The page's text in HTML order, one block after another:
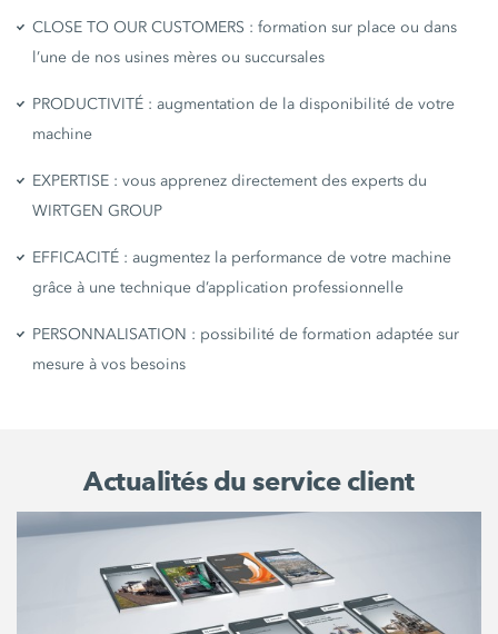
CLOSE TO OUR CUSTOMERS : formation sur place ou dans
l’une de nos usines mères ou succursales
PRODUCTIVITÉ : augmentation de la disponibilité de votre
machine
EXPERTISE : vous apprenez directement des experts du
WIRTGEN GROUP
EFFICACITÉ : augmentez la performance de votre machine
grâce à une technique d’application professionnelle
PERSONNALISATION : possibilité de formation adaptée sur
mesure à vos besoins
Actualités du service client